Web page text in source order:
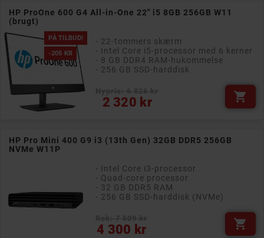
HP ProOne 600 G4 All-in-One 22" i5 8GB 256GB W11
(brugt)
PÅ TILBUD!
-205 KR
- 22-tommers skærm
- Intel Core i5-processor med 6 kerner
- 8 GB DDR4 RAM-hukommelse
- 256 GB SSD-harddisk
2 320 kr
Normalpris
Pris 
HP Pro Mini 400 G9 i3 (13th Gen) 32GB DDR5 256GB
NVMe W11P
- Intel Core i3-processor
- Quad-core processor
- 32 GB DDR5 RAM
- 256 GB SSD-harddisk (NVMe)
4 300 kr
Pris 